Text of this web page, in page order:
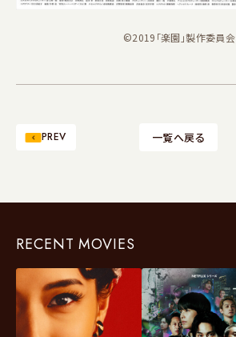
©2019「楽園」製作委員会
PREV 一覧へ戻る
RECENT MOVIES